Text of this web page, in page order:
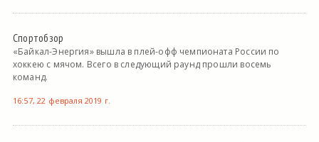
Спортобзор
«Байкал-Энергия» вышла в плей-офф чемпионата России по
хоккею с мячом. Всего в следующий раунд прошли восемь
команд.
16:57, 22 февраля 2019 г.